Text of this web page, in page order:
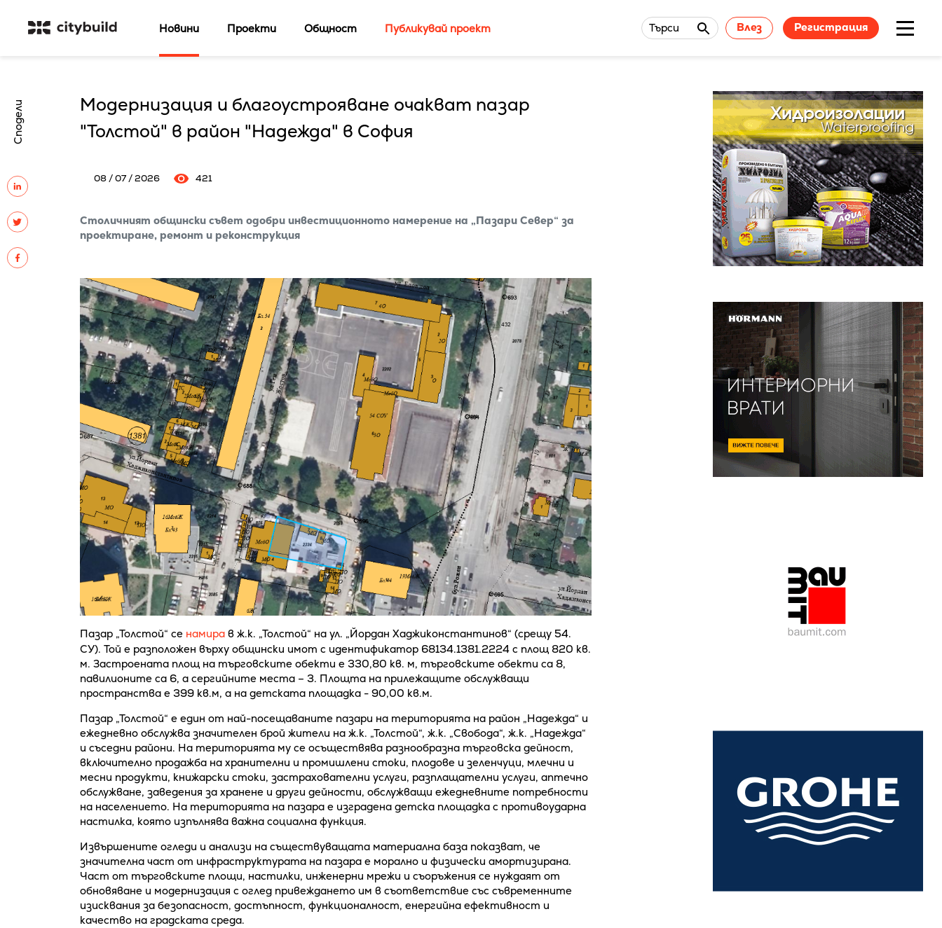
Новини Проекти Общност Публикувай проект Търси Влез Регистрация
Сподели
Модернизация и благоустрояване очакват пазар
"Толстой" в район "Надежда" в София
08 / 07 / 2026 421
Столичният общински съвет одобри инвестиционното намерение на „Пазари Север“ за
проектиране, ремонт и реконструкция
Пазар „Толстой“ се намирав ж.к. „Толстой“ на ул. „Йордан Хаджиконстантинов“ (срещу 54.
СУ). Той е разположен върху общински имот с идентификатор 68134.1381.2224 с площ 820 кв.
м. Застроената площ на търговските обекти е 330,80 кв. м, търговските обекти са 8,
павилионите са 6, а сергийните места – 3. Площта на прилежащите обслужващи
пространства е 399 кв.м, а на детската площадка - 90,00 кв.м.
Пазар „Толстой“ е един от най-посещаваните пазари на територията на район „Надежда“ и
ежедневно обслужва значителен брой жители на ж.к. „Толстой“, ж.к. „Свобода“, ж.к. „Надежда“
и съседни райони. На територията му се осъществява разнообразна търговска дейност,
включително продажба на хранителни и промишлени стоки, плодове и зеленчуци, млечни и
месни продукти, книжарски стоки, застрахователни услуги, разплащателни услуги, аптечно
обслужване, заведения за хранене и други дейности, обслужващи ежедневните потребности
на населението. На територията на пазара е изградена детска площадка с противоударна
настилка, която изпълнява важна социална функция.
Извършените огледи и анализи на съществуващата материална база показват, че
значителна част от инфраструктурата на пазара е морално и физически амортизирана.
Част от търговските площи, настилки, инженерни мрежи и съоръжения се нуждаят от
обновяване и модернизация с оглед привеждането им в съответствие със съвременните
изисквания за безопасност, достъпност, функционалност, енергийна ефективност и
качество на градската среда.